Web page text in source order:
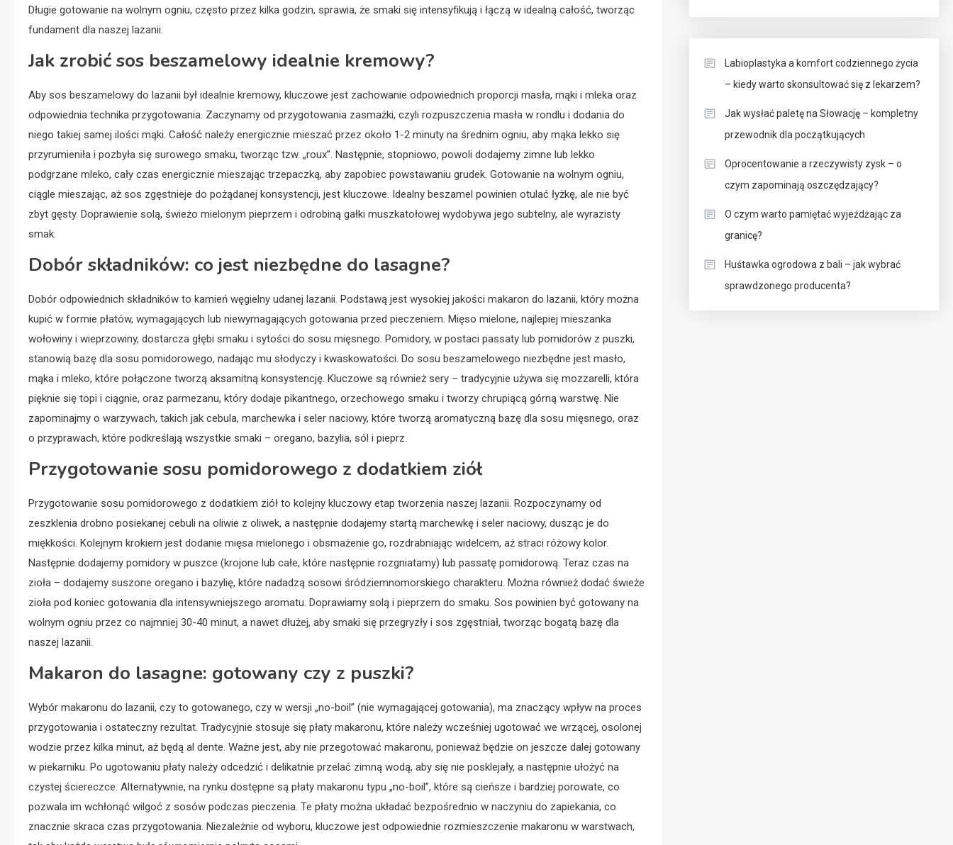
Długie gotowanie na wolnym ogniu, często przez kilka godzin, sprawia, że smaki się intensyfikują i łączą w idealną całość, tworząc
fundament dla naszej lazanii.
Jak zrobić sos beszamelowy idealnie kremowy?
Aby sos beszamelowy do lazanii był idealnie kremowy, kluczowe jest zachowanie odpowiednich proporcji masła, mąki i mleka oraz
odpowiednia technika przygotowania. Zaczynamy od przygotowania zasmażki, czyli rozpuszczenia masła w rondlu i dodania do
niego takiej samej ilości mąki. Całość należy energicznie mieszać przez około 1-2 minuty na średnim ogniu, aby mąka lekko się
przyrumieniła i pozbyła się surowego smaku, tworząc tzw. „roux”. Następnie, stopniowo, powoli dodajemy zimne lub lekko
podgrzane mleko, cały czas energicznie mieszając trzepaczką, aby zapobiec powstawaniu grudek. Gotowanie na wolnym ogniu,
ciągle mieszając, aż sos zgęstnieje do pożądanej konsystencji, jest kluczowe. Idealny beszamel powinien otulać łyżkę, ale nie być
zbyt gęsty. Doprawienie solą, świeżo mielonym pieprzem i odrobiną gałki muszkatołowej wydobywa jego subtelny, ale wyrazisty
smak.
Dobór składników: co jest niezbędne do lasagne?
Dobór odpowiednich składników to kamień węgielny udanej lazanii. Podstawą jest wysokiej jakości makaron do lazanii, który można
kupić w formie płatów, wymagających lub niewymagających gotowania przed pieczeniem. Mięso mielone, najlepiej mieszanka
wołowiny i wieprzowiny, dostarcza głębi smaku i sytości do sosu mięsnego. Pomidory, w postaci passaty lub pomidorów z puszki,
stanowią bazę dla sosu pomidorowego, nadając mu słodyczy i kwaskowatości. Do sosu beszamelowego niezbędne jest masło,
mąka i mleko, które połączone tworzą aksamitną konsystencję. Kluczowe są również sery – tradycyjnie używa się mozzarelli, która
pięknie się topi i ciągnie, oraz parmezanu, który dodaje pikantnego, orzechowego smaku i tworzy chrupiącą górną warstwę. Nie
zapominajmy o warzywach, takich jak cebula, marchewka i seler naciowy, które tworzą aromatyczną bazę dla sosu mięsnego, oraz
o przyprawach, które podkreślają wszystkie smaki – oregano, bazylia, sól i pieprz.
Przygotowanie sosu pomidorowego z dodatkiem ziół
Przygotowanie sosu pomidorowego z dodatkiem ziół to kolejny kluczowy etap tworzenia naszej lazanii. Rozpoczynamy od
zeszklenia drobno posiekanej cebuli na oliwie z oliwek, a następnie dodajemy startą marchewkę i seler naciowy, dusząc je do
miękkości. Kolejnym krokiem jest dodanie mięsa mielonego i obsmażenie go, rozdrabniając widelcem, aż straci różowy kolor.
Następnie dodajemy pomidory w puszce (krojone lub całe, które następnie rozgniatamy) lub passatę pomidorową. Teraz czas na
zioła – dodajemy suszone oregano i bazylię, które nadadzą sosowi śródziemnomorskiego charakteru. Można również dodać świeże
zioła pod koniec gotowania dla intensywniejszego aromatu. Doprawiamy solą i pieprzem do smaku. Sos powinien być gotowany na
wolnym ogniu przez co najmniej 30-40 minut, a nawet dłużej, aby smaki się przegryzły i sos zgęstniał, tworząc bogatą bazę dla
naszej lazanii.
Makaron do lasagne: gotowany czy z puszki?
Wybór makaronu do lazanii, czy to gotowanego, czy w wersji „no-boil” (nie wymagającej gotowania), ma znaczący wpływ na proces
przygotowania i ostateczny rezultat. Tradycyjnie stosuje się płaty makaronu, które należy wcześniej ugotować we wrzącej, osolonej
wodzie przez kilka minut, aż będą al dente. Ważne jest, aby nie przegotować makaronu, ponieważ będzie on jeszcze dalej gotowany
w piekarniku. Po ugotowaniu płaty należy odcedzić i delikatnie przelać zimną wodą, aby się nie posklejały, a następnie ułożyć na
czystej ściereczce. Alternatywnie, na rynku dostępne są płaty makaronu typu „no-boil”, które są cieńsze i bardziej porowate, co
pozwala im wchłonąć wilgoć z sosów podczas pieczenia. Te płaty można układać bezpośrednio w naczyniu do zapiekania, co
znacznie skraca czas przygotowania. Niezależnie od wyboru, kluczowe jest odpowiednie rozmieszczenie makaronu w warstwach,
Labioplastyka a komfort codziennego życia
– kiedy warto skonsultować się z lekarzem?
Jak wysłać paletę na Słowację – kompletny
przewodnik dla początkujących
Oprocentowanie a rzeczywisty zysk – o
czym zapominają oszczędzający?
O czym warto pamiętać wyjeżdżając za
granicę?
Huśtawka ogrodowa z bali – jak wybrać
sprawdzonego producenta?